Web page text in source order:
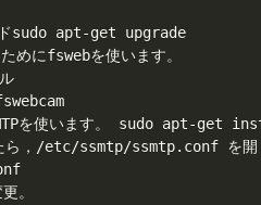
sudo apt-get upgrade
めにfswebを使います。
を使います。 sudo apt-get
ら，/etc/ssmtp/ssmtp.conf を開
。